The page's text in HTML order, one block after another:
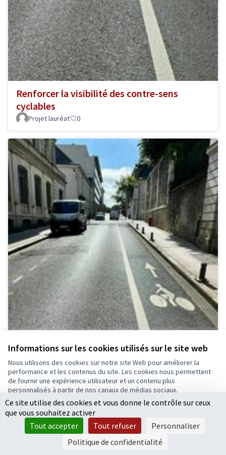
Informations sur les cookies utilisés sur le site web
Nous utilisons des cookies sur notre site Web pour améliorer la
performance et les contenus du site. Les cookies nous permettent
de fournir une expérience utilisateur et un contenu plus
personnalisés à partir de nos canaux de médias sociaux.
Tout accepter
Accepter seulement les cookies essentiels
Paramètres
Renforcer la visibilité des contre-sens
cyclables
Projet lauréat 0
Renforcer la visibilité des contres sens
cyclables en ville
Ce site utilise des cookies et vous donne le contrôle sur ceux
que vous souhaitez activer
Tout accepter
Tout refuser
Personnaliser
Politique de confidentialité